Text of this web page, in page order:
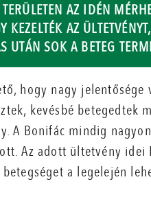
AZ IDÉN
KEZELTÉK AZ
UTÁN SOK A BETEG
hogy nagy
kevésbé betegedtek
A Bonifác mindig
Az adott ültetvény idei
a legelején